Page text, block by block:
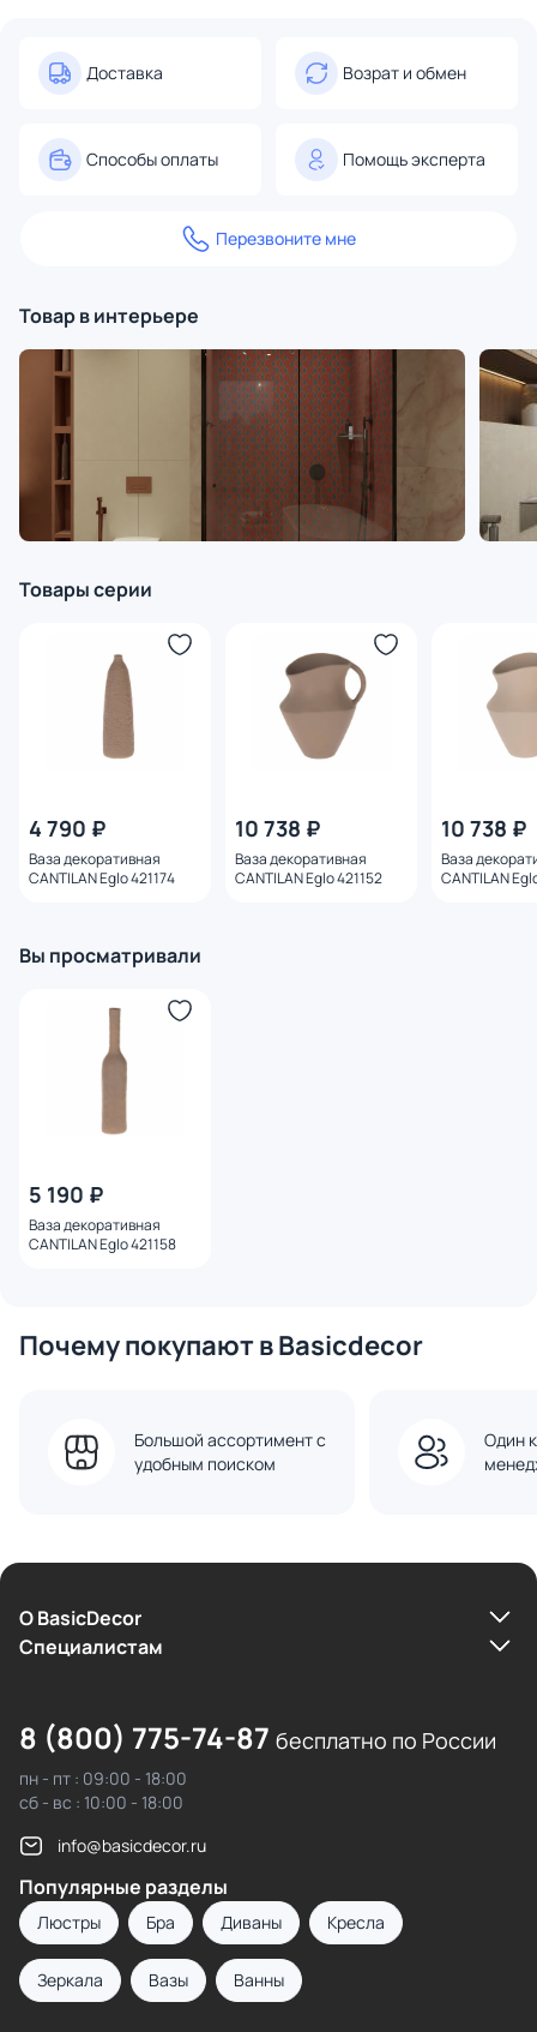
Доставка Возрат и обмен
Способы оплаты Помощь эксперта
Перезвоните мне
Товар в интерьере
Товары серии
4 790 ₽
Ваза декоративная
CANTILAN Eglo 421174
10 738 ₽
Ваза декоративная
CANTILAN Eglo 421152
10 738 ₽
Ваза
CANTILAN
Вы просматривали
5 190 ₽
Ваза декоративная
CANTILAN Eglo 421158
Почему покупают в Basicdecor
Большой ассортимент с
удобным поиском
Один
О BasicDecor
Cпециалистам
8 (800) 775-74-87 бесплатно по России
пн - пт : 09:00 - 18:00
сб - вс : 10:00 - 18:00
info@basicdecor.ru
Популярные разделы
Люстры Бра Диваны Кресла
Зеркала Вазы Ванны